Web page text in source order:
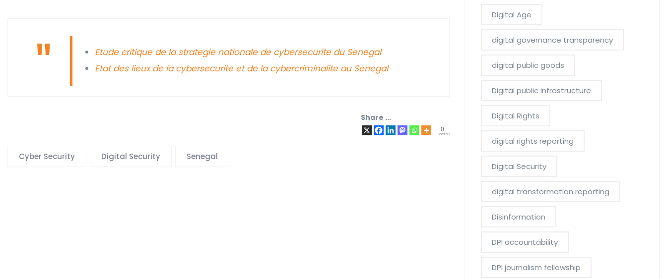
Etude critique de la strategie nationale de cybersecurite du Senegal
Etat des lieux de la cybersecurite et de la cybercriminalite au Senegal
Share ...
0
Shares
Cyber Security Digital Security Senegal
Digital Age
digital governance transparency
digital public goods
Digital public infrastructure
Digital Rights
digital rights reporting
Digital Security
digital transformation reporting
Disinformation
DPI accountability
DPI journalism fellowship